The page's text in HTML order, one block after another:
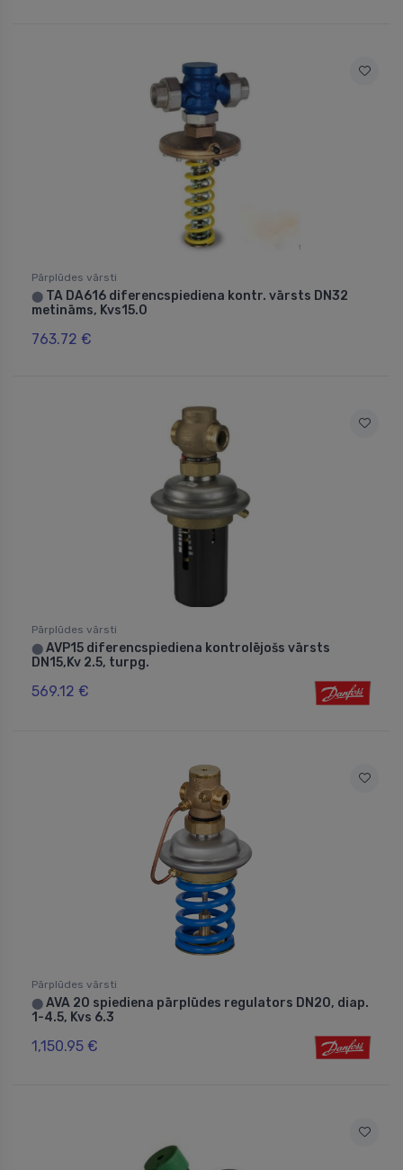
Pārplūdes vārsti
⬤ TA DA616 diferencspiediena kontr. vārsts DN32
metināms, Kvs15.0
763.72 €
Pārplūdes vārsti
⬤ AVP15 diferencspiediena kontrolējošs vārsts
DN15,Kv 2.5, turpg.
569.12 €
Pārplūdes vārsti
⬤ AVA 20 spiediena pārplūdes regulators DN20, diap.
1-4.5, Kvs 6.3
1,150.95 €